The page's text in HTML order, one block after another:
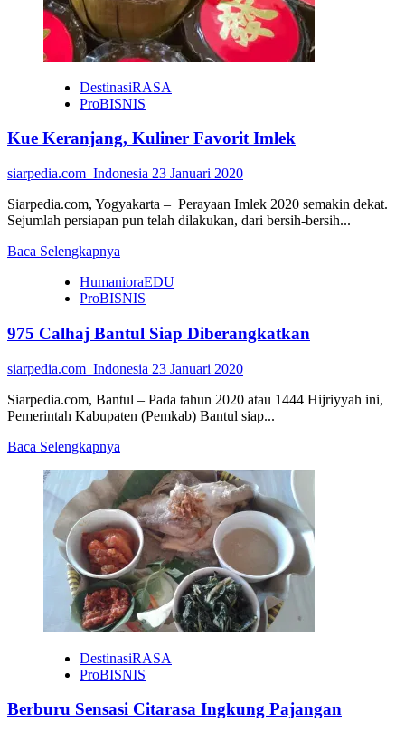
DestinasiRASA
ProBISNIS
Kue Keranjang, Kuliner Favorit Imlek
siarpedia.com_Indonesia 23 Januari 2020
Siarpedia.com, Yogyakarta – Perayaan Imlek 2020 semakin dekat.
Sejumlah persiapan pun telah dilakukan, dari bersih-bersih...
Baca Selengkapnya
about
Kue
Kuliner
Imlek
HumanioraEDU
ProBISNIS
975 Calhaj Bantul Siap Diberangkatkan
siarpedia.com_Indonesia 23 Januari 2020
Siarpedia.com, Bantul – Pada tahun 2020 atau 1444 Hijriyyah ini,
Pemerintah Kabupaten (Pemkab) Bantul siap...
Baca Selengkapnya
about
975
Calhaj
Bantul
Siap
Diberangkatkan
DestinasiRASA
ProBISNIS
Berburu Sensasi Citarasa Ingkung Pajangan